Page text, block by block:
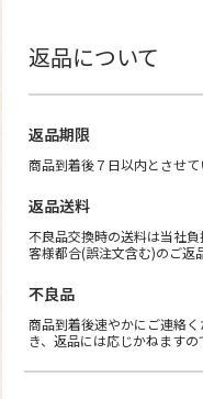
返品について
返品期限
商品到着後７日以内とさせて
返品送料
不良品交換時の送料は当社
客様都合(誤注文含む)のご返
不良品
商品到着後速やかにご連絡
き、返品には応じかねますの